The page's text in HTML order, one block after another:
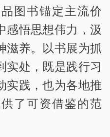
图书锚定主流价
感悟思想伟力，汲
滋养。以书展为抓
实处，既是践行习
实践，也为各地推
了可资借鉴的范